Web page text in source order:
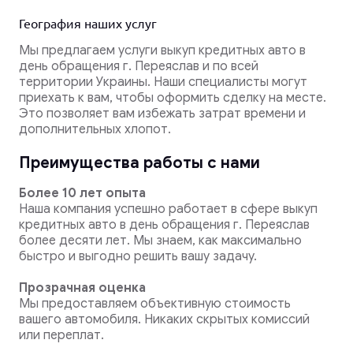
География наших услуг
Мы предлагаем услуги выкуп кредитных авто в
день обращения г. Переяслав и по всей
территории Украины. Наши специалисты могут
приехать к вам, чтобы оформить сделку на месте.
Это позволяет вам избежать затрат времени и
дополнительных хлопот.
Преимущества работы с нами
Более 10 лет опыта
Наша компания успешно работает в сфере выкуп
кредитных авто в день обращения г. Переяслав
более десяти лет. Мы знаем, как максимально
быстро и выгодно решить вашу задачу.
Прозрачная оценка
Мы предоставляем объективную стоимость
вашего автомобиля. Никаких скрытых комиссий
или переплат.